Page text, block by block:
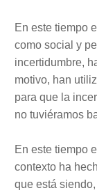
En este tiempo
como social y
incertidumbre,
motivo, han
para que la
no tuviéramos
En este tiempo
contexto ha
que está